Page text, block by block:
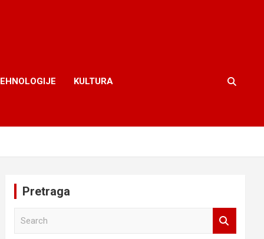
KULTURA
Pretraga